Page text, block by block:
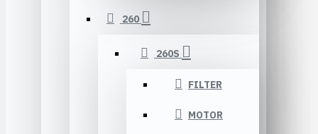
260
260S
FILTER
MOTOR